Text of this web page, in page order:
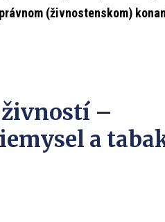
(živnostenskom)
–
a